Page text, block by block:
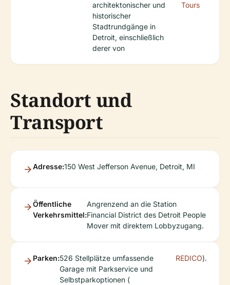
architektonischer und
historischer
Stadtrundgänge in
Detroit, einschließlich
derer von
Tours
Standort und
Transport
Adresse:150 West Jefferson Avenue, Detroit, MI
Öffentliche
Verkehrsmittel:
Angrenzend an die Station
Financial District des Detroit People
Mover mit direktem Lobbyzugang.
Parken:526 Stellplätze umfassende
Garage mit Parkservice und
Selbstparkoptionen (
REDICO).